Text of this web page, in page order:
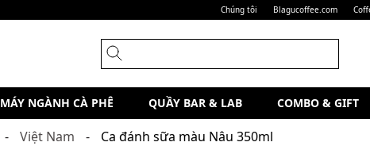
Chúng tôi Blagucoffee.com
MÁY NGÀNH CÀ PHÊ QUẦY BAR & LAB COMBO & GIFT
Việt Nam Ca đánh sữa màu Nâu 350ml